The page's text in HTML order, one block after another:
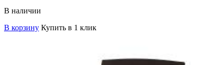
В наличии
В корзину Купить в 1 клик